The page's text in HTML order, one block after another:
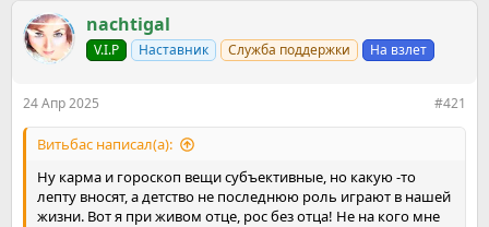
м
ы
а
л
а
nachtigal
V.I.P Наставник Служба поддержки На взлет
24 Апр 2025 #421
Витьбас написал(а):
Ну карма и гороскоп вещи субъективные, но какую -то
лепту вносят, а детство не последнюю роль играют в нашей
жизни. Вот я при живом отце, рос без отца! Не на кого мне